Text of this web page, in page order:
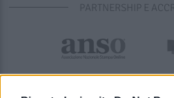
PARTNERSHIP E